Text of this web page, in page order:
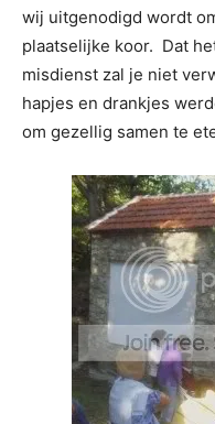
wij uitgenodigd wordt
plaatselijke koor. Dat
misdienst zal je niet
hapjes en drankjes
om gezellig samen te